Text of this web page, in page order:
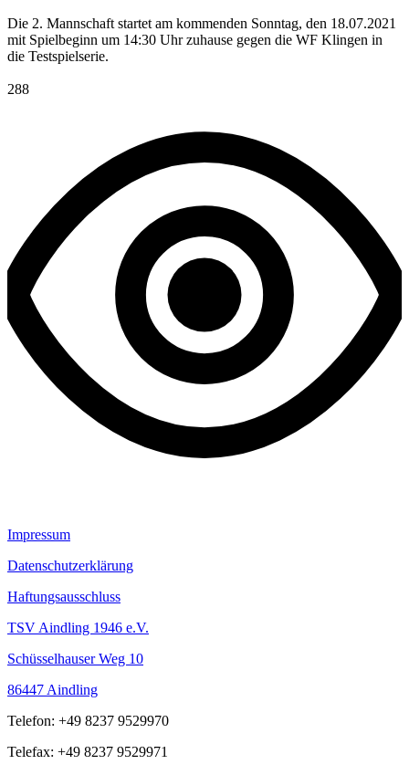
Die 2. Mannschaft startet am kommenden Sonntag, den 18.07.2021
mit Spielbeginn um 14:30 Uhr zuhause gegen die WF Klingen in
die Testspielserie.
288
Impressum
Datenschutzerklärung
Haftungsausschluss
TSV Aindling 1946 e.V.
Schüsselhauser Weg 10
86447 Aindling
Telefon: +49 8237 9529970
Telefax: +49 8237 9529971